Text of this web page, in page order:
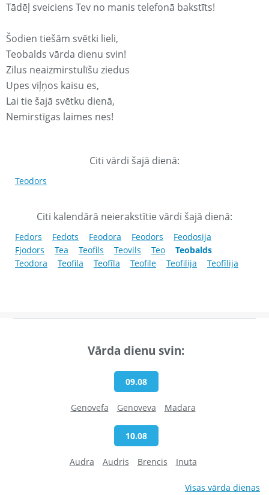
Tādēļ sveiciens Tev no manis telefonā bakstīts!
Šodien tiešām svētki lieli,
Teobalds vārda dienu svin!
Zilus neaizmirstulīšu ziedus
Upes viļņos kaisu es,
Lai tie šajā svētku dienā,
Nemirstīgas laimes nes!
Citi vārdi šajā dienā:
Teodors
Citi kalendārā neierakstītie vārdi šajā dienā:
Fedors Fedots Feodora Feodors
Feodosija
Fjodors
Tea Teofils Teovils Teo
Teobalds
Teodora
Teofila Teofīla Teofile Teofilija Teofīlija
Vārda dienu svin:
09.08
Genovefa Genoveva Madara
10.08
Audra Audris Brencis Inuta
Visas vārda dienas